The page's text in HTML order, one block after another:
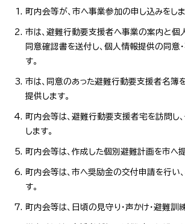
町内会等が、市へ事業参加の申し込みをしま
市は、避難行動要支援者へ事業の案内と個
同意確認書を送付し、個人情報提供の同意
す。
市は、同意のあった避難行動要支援者名簿
提供します。
町内会等は、避難行動要支援者宅を訪問し
します。
町内会等は、作成した個別避難計画を市へ提
町内会等は、市へ奨励金の交付申請を行い
す。
町内会等は、日頃の見守り・声かけ・避難訓